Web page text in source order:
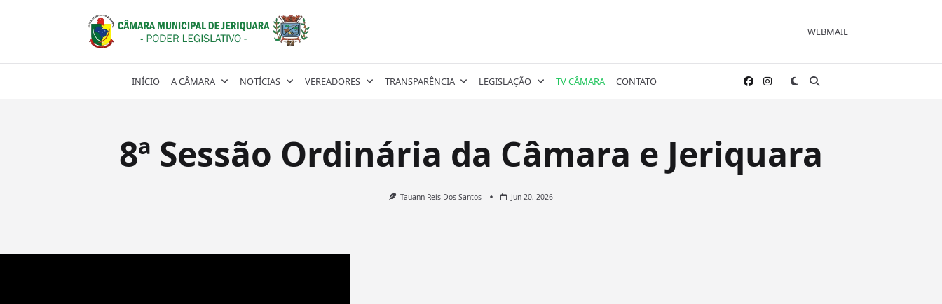
WEBMAIL
INÍCIO A CÂMARA NOTÍCIAS VEREADORES TRANSPARÊNCIA LEGISLAÇÃO TV CÂMARA CONTATO
8ª Sessão Ordinária da Câmara e Jeriquara
Tauann Reis Dos Santos Jun 20, 2026